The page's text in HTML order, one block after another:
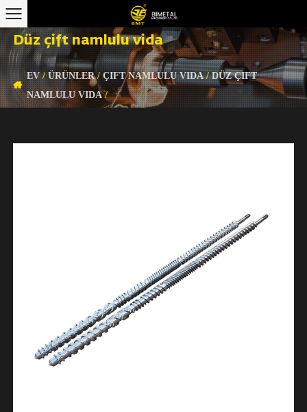
Düz çift namlulu vida
EV/ÜRÜNLER/ÇIFT NAMLULU VIDA/DÜZ ÇIFT
NAMLULU VIDA/